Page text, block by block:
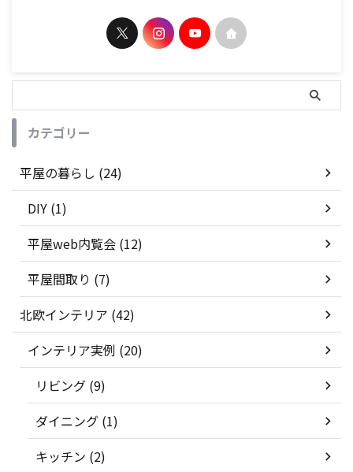
カテゴリー
平屋の暮らし (24)
DIY (1)
平屋web内覧会 (12)
平屋間取り (7)
北欧インテリア (42)
インテリア実例 (20)
リビング (9)
ダイニング (1)
キッチン (2)